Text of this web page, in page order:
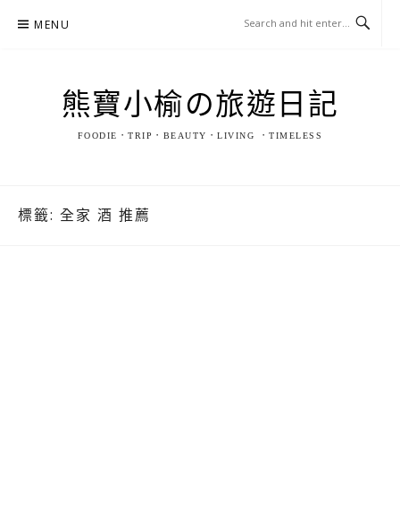
MENU
熊寶小榆の旅遊日記
FOODIE．TRIP．BEAUTY．LIVING ．TIMELESS
標籤: 全家 酒 推薦